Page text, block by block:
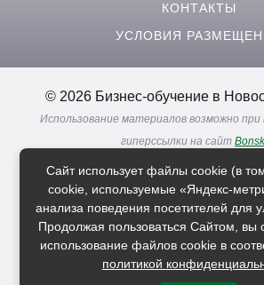
КОНТАКТЫ
УСЛОВИЯ
© 2026 Бизнес-обучение в
Использование материалов возможно при
гиперссылки на сайт
Политика в отношении
обработки
Расскажи друзьям о
Сайт использует файлы cookie (в
cookie, используемые «Яндекс-
анализа поведения посетителей для
Продолжая пользоваться Сайтом, вы
использование файлов cookie в
политикой